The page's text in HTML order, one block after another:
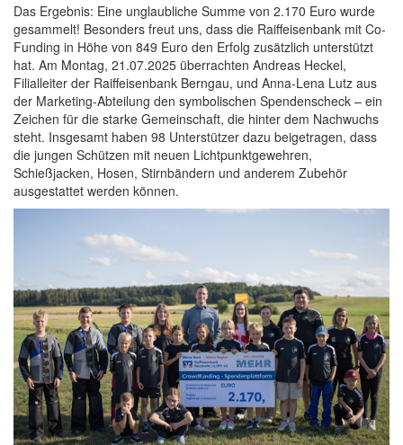
Das Ergebnis: Eine unglaubliche Summe von 2.170 Euro wurde
gesammelt! Besonders freut uns, dass die Raiffeisenbank mit Co-
Funding in Höhe von 849 Euro den Erfolg zusätzlich unterstützt
hat. Am Montag, 21.07.2025 überrachten Andreas Heckel,
Filialleiter der Raiffeisenbank Berngau, und Anna-Lena Lutz aus
der Marketing-Abteilung den symbolischen Spendenscheck – ein
Zeichen für die starke Gemeinschaft, die hinter dem Nachwuchs
steht. Insgesamt haben 98 Unterstützer dazu beigetragen, dass
die jungen Schützen mit neuen Lichtpunktgewehren,
Schießjacken, Hosen, Stirnbändern und anderem Zubehör
ausgestattet werden können.